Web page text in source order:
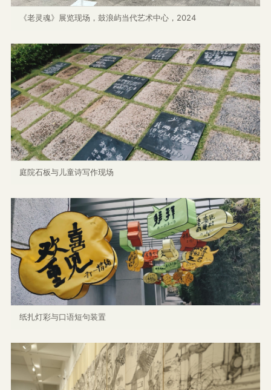
《老灵魂》展览现场，鼓浪屿当代艺术中心，2024
庭院石板与儿童诗写作现场
纸扎灯彩与口语短句装置